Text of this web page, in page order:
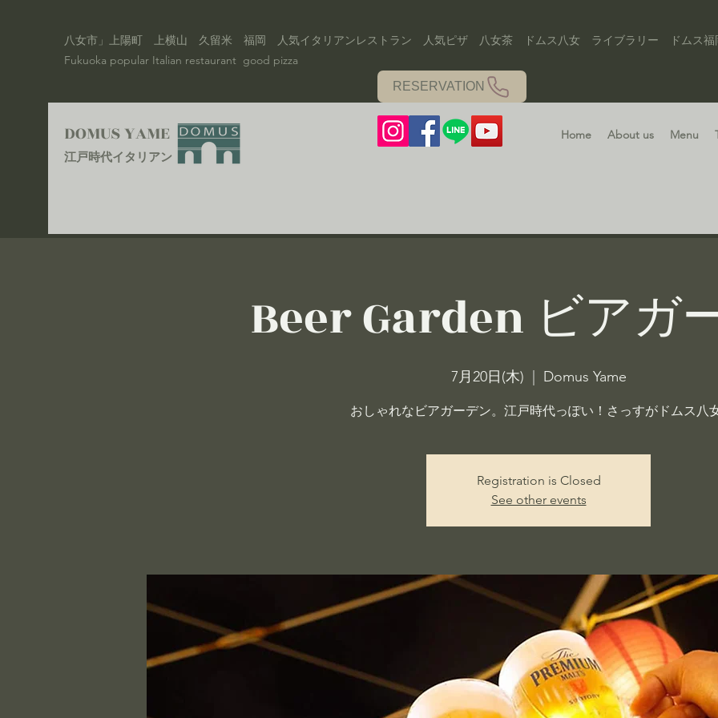
八女市」上陽町 上横山 久留米 福岡 人気イタリアンレストラン 人気ピザ 八女茶 ドムス八女 ライブラリー ドムス福岡
Fukuoka popular Italian restaurant good pizza
RESERVATION
DOMUS YAME
​​江戸時代イタリアン
Home About us Menu
Beer Garden ビアガ
7月20日(木) Domus Yame
おしゃれなビアガーデン。江戸時代っぽい！さっすがドムス八
Registration is Closed
See other events